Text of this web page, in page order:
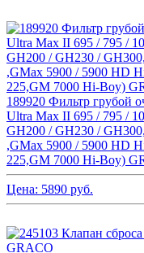
189920 Фильтр грубой
Ultra Max II 695 / 795 /
GH200 / GH230 /
,GMax 5900 / 5900 HD
225,GM 7000 Hi-Boy)
Цена: 5890 руб.